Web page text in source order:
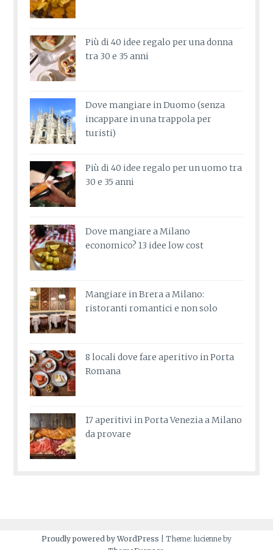
Più di 40 idee regalo per una donna
tra 30 e 35 anni
Dove mangiare in Duomo (senza
incappare in una trappola per
turisti)
Più di 40 idee regalo per un uomo tra
30 e 35 anni
Dove mangiare a Milano
economico? 13 idee low cost
Mangiare in Brera a Milano:
ristoranti romantici e non solo
8 locali dove fare aperitivo in Porta
Romana
17 aperitivi in Porta Venezia a Milano
da provare
Proudly powered by WordPress
Theme: lucienne by